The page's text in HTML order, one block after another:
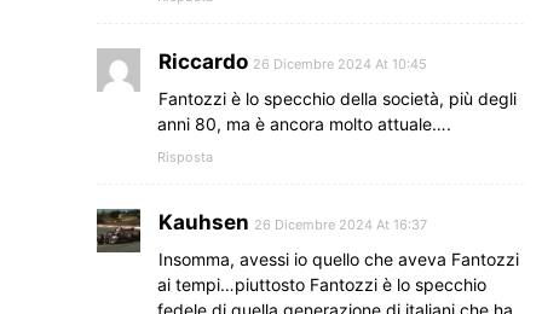
Riccardo 26 Dicembre 2024 At 10:45
Fantozzi è lo specchio della società, più degli
anni 80, ma è ancora molto attuale….
Risposta
Kauhsen 26 Dicembre 2024 At 16:37
Insomma, avessi io quello che aveva Fantozzi
ai tempi…piuttosto Fantozzi è lo specchio
fedele di quella generazione di italiani che ha